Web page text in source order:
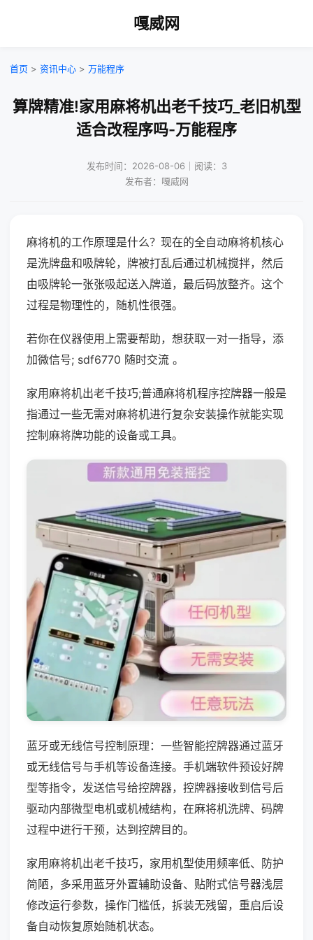
嘎威网
首页 > 资讯中心 > 万能程序
算牌精准!家用麻将机出老千技巧_老旧机型
适合改程序吗-万能程序
发布时间：2026-08-06｜阅读：3
发布者：嘎威网
麻将机的工作原理是什么？现在的全自动麻将机核心
是洗牌盘和吸牌轮，牌被打乱后通过机械搅拌，然后
由吸牌轮一张张吸起送入牌道，最后码放整齐。这个
过程是物理性的，随机性很强。
若你在仪器使用上需要帮助，想获取一对一指导，添
加微信号; sdf6770 随时交流 。
家用麻将机出老千技巧;普通麻将机程序控牌器一般是
指通过一些无需对麻将机进行复杂安装操作就能实现
控制麻将牌功能的设备或工具。
蓝牙或无线信号控制原理：一些智能控牌器通过蓝牙
或无线信号与手机等设备连接。手机端软件预设好牌
型等指令，发送信号给控牌器，控牌器接收到信号后
驱动内部微型电机或机械结构，在麻将机洗牌、码牌
过程中进行干预，达到控牌目的。
家用麻将机出老千技巧，家用机型使用频率低、防护
简陋，多采用蓝牙外置辅助设备、贴附式信号器浅层
修改运行参数，操作门槛低，拆装无残留，重启后设
备自动恢复原始随机状态。